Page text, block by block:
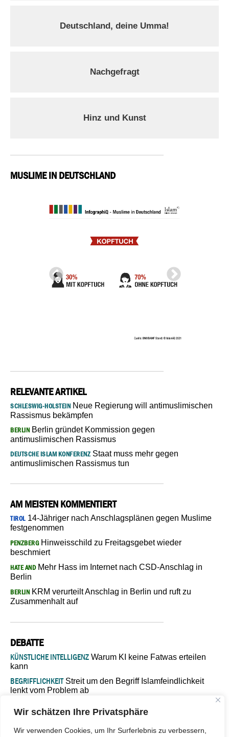
Wir schätzen Ihre Privatsphäre
Wir verwenden Cookies, um Ihr Surferlebnis zu verbessern,
Deutschland, deine Umma!
Nachgefragt
Hinz und Kunst
MUSLIME IN DEUTSCHLAND
RELEVANTE ARTIKEL
SCHLESWIG-HOLSTEIN Neue Regierung will antimuslimischen
Rassismus bekämpfen
BERLIN Berlin gründet Kommission gegen
antimuslimischen Rassismus
DEUTSCHE ISLAM KONFERENZ Staat muss mehr gegen
antimuslimischen Rassismus tun
AM MEISTEN KOMMENTIERT
TIROL14-Jähriger nach Anschlagsplänen gegen Muslime
festgenommen
PENZBERGHinweisschild zu Freitagsgebet wieder
beschmiert
HATE ANDMehr Hass im Internet nach CSD-Anschlag in
Berlin
BERLIN KRM verurteilt Anschlag in Berlin und ruft zu
Zusammenhalt auf
DEBATTE
KÜNSTLICHE INTELLIGENZ Warum KI keine Fatwas erteilen
kann
BEGRIFFLICHKEITStreit um den Begriff Islamfeindlichkeit
lenkt vom Problem ab
Verantwortung bleibt“
ISLAMISCHE FAKULTÄT IN MÜNSTEREine kritische Schwelle für